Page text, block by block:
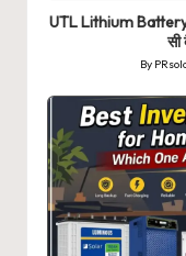
UTL Lithium
सी
Posted
by
By